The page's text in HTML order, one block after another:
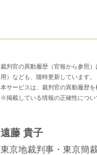
裁判官の異動履歴（官報から参照
用）なども、随時更新しています。
本サービスは、裁判官の異動履歴
※掲載している情報の正確性につい
遠藤 貴子
東京地裁判事・東京簡